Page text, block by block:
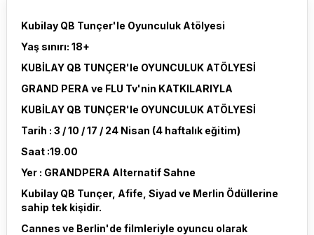
Kubilay QB Tunçer'le Oyunculuk Atölyesi
Yaş sınırı: 18+
KUBİLAY QB TUNÇER'le OYUNCULUK ATÖLYESİ
GRAND PERA ve FLU Tv'nin KATKILARIYLA
KUBİLAY QB TUNÇER'le OYUNCULUK ATÖLYESİ
Tarih : 3 / 10 / 17 / 24 Nisan (4 haftalık eğitim)
Saat :19.00
Yer : GRANDPERA Alternatif Sahne
Kubilay QB Tunçer, Afife, Siyad ve Merlin Ödüllerine
sahip tek kişidir.
Cannes ve Berlin'de filmleriyle oyuncu olarak